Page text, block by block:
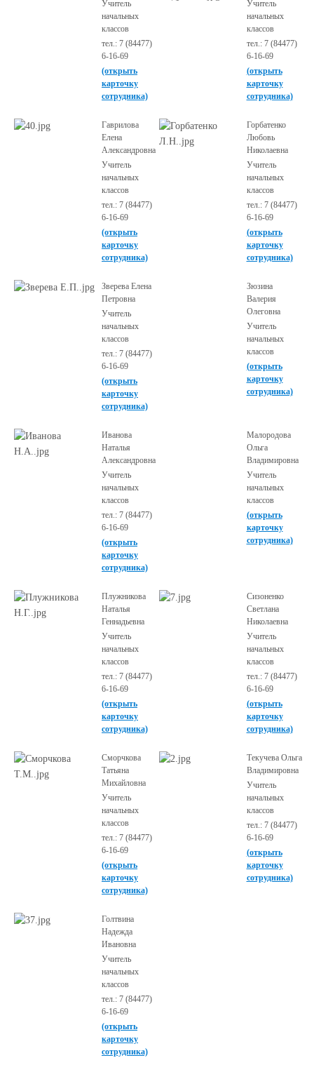
Учитель
начальных
классов
тел.: 7 (84477)
6-16-69
(открыть
карточку
сотрудника)
Учитель
начальных
классов
тел.: 7 (84477)
6-16-69
(открыть
карточку
сотрудника)
Гаврилова
Елена
Александровна
Учитель
начальных
классов
тел.: 7 (84477)
6-16-69
(открыть
карточку
сотрудника)
Горбатенко
Любовь
Николаевна
Учитель
начальных
классов
тел.: 7 (84477)
6-16-69
(открыть
карточку
сотрудника)
Зверева Елена
Петровна
Учитель
начальных
классов
тел.: 7 (84477)
6-16-69
(открыть
карточку
сотрудника)
Зюзина
Валерия
Олеговна
Учитель
начальных
классов
(открыть
карточку
сотрудника)
Иванова
Наталья
Александровна
Учитель
начальных
классов
тел.: 7 (84477)
6-16-69
(открыть
карточку
сотрудника)
Малородова
Ольга
Владимировна
Учитель
начальных
классов
(открыть
карточку
сотрудника)
Плужникова
Наталья
Геннадьевна
Учитель
начальных
классов
тел.: 7 (84477)
6-16-69
(открыть
карточку
сотрудника)
Сизоненко
Светлана
Николаевна
Учитель
начальных
классов
тел.: 7 (84477)
6-16-69
(открыть
карточку
сотрудника)
Сморчкова
Татьяна
Михайловна
Учитель
начальных
классов
тел.: 7 (84477)
6-16-69
(открыть
карточку
сотрудника)
Текучева Ольга
Владимировна
Учитель
начальных
классов
тел.: 7 (84477)
6-16-69
(открыть
карточку
сотрудника)
Голтвина
Надежда
Ивановна
Учитель
начальных
классов
тел.: 7 (84477)
6-16-69
(открыть
карточку
сотрудника)